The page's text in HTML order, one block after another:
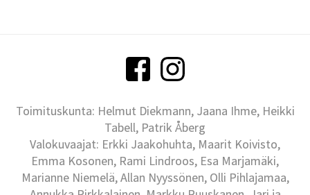
Toimituskunta: Helmut Diekmann, Jaana Ihme, Heikki
Tabell, Patrik Åberg
Valokuvaajat: Erkki Jaakohuhta, Maarit Koivisto,
Emma Kosonen, Rami Lindroos, Esa Marjamäki,
Marianne Niemelä, Allan Nyyssönen, Olli Pihlajamaa,